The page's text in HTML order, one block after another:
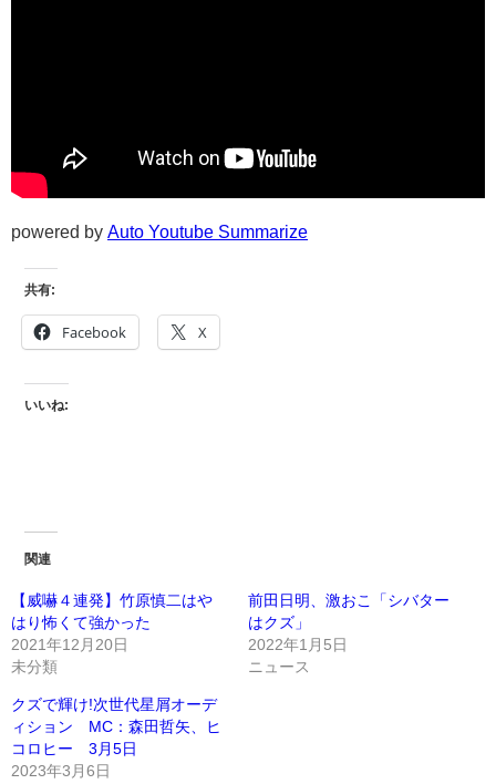
powered by Auto Youtube Summarize
共有:
Facebook X
いいね:
関連
【威嚇４連発】竹原慎二はや
はり怖くて強かった
2021年12月20日
未分類
前田日明、激おこ「シバター
はクズ」
2022年1月5日
ニュース
クズで輝け!次世代星屑オーデ
ィション MC：森田哲矢、ヒ
コロヒー 3月5日
2023年3月6日